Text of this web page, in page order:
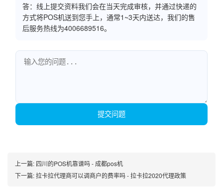
答：线上提交资料我们会在当天完成审核，并通过快递的
方式将POS机送到您手上，通常1~3天内送达，我们的售
后服务热线为4006689516。
提交问题
上一篇: 四川的POS机靠谱吗 - 成都pos机
下一篇:拉卡拉代理商可以调商户的费率吗 - 拉卡拉2020代理政策